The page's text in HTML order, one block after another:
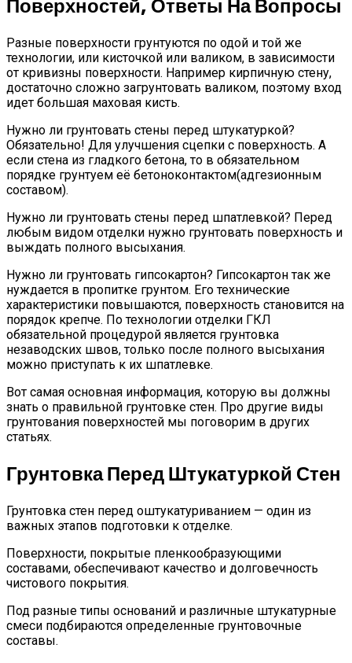
Поверхностей, Ответы На Вопросы
Разные поверхности грунтуются по одой и той же
технологии, или кисточкой или валиком, в зависимости
от кривизны поверхности. Например кирпичную стену,
достаточно сложно загрунтовать валиком, поэтому вход
идет большая маховая кисть.
Нужно ли грунтовать стены перед штукатуркой?
Обязательно! Для улучшения сцепки с поверхность. А
если стена из гладкого бетона, то в обязательном
порядке грунтуем её бетоноконтактом(адгезионным
составом).
Нужно ли грунтовать стены перед шпатлевкой? Перед
любым видом отделки нужно грунтовать поверхность и
выждать полного высыхания.
Нужно ли грунтовать гипсокартон? Гипсокартон так же
нуждается в пропитке грунтом. Его технические
характеристики повышаются, поверхность становится на
порядок крепче. По технологии отделки ГКЛ
обязательной процедурой является грунтовка
незаводских швов, только после полного высыхания
можно приступать к их шпатлевке.
Вот самая основная информация, которую вы должны
знать о правильной грунтовке стен. Про другие виды
грунтования поверхностей мы поговорим в других
статьях.
Грунтовка Перед Штукатуркой Стен
Грунтовка стен перед оштукатуриванием — один из
важных этапов подготовки к отделке.
Поверхности, покрытые пленкообразующими
составами, обеспечивают качество и долговечность
чистового покрытия.
Под разные типы оснований и различные штукатурные
смеси подбираются определенные грунтовочные
составы.